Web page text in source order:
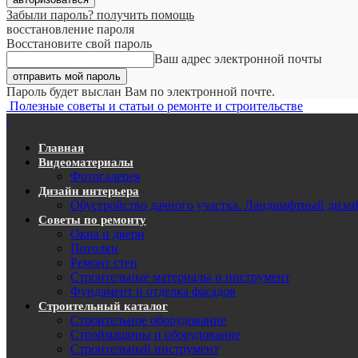
Забыли пароль? получить помощь
восстановление пароля
Восстановите свой пароль
Ваш адрес электронной почты
Пароль будет выслан Вам по электронной почте.
Полезные советы и статьи о ремонте и строительстве
Главная
Видеоматериалы
Фотогалерея
Дизайн интерьера
Обустройство дачного участка. Ландшафтный
Советы по ремонту
Окна и двери
Потолки
Ремонт стен
Строительные материалы и инструмент
Фундамент и отделка фасадов
Строительный каталог
Строительное оборудование
Строймашины и оборудование
Строительный инструмент